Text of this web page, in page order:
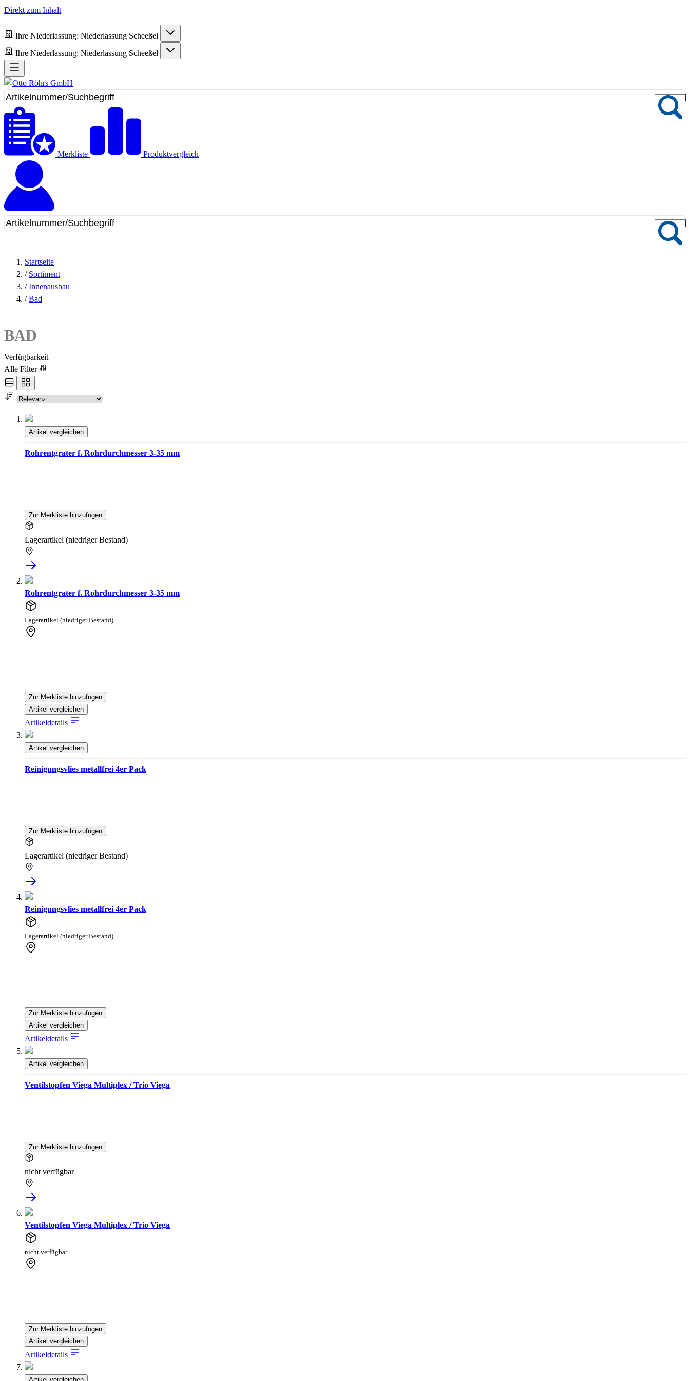
Direkt zum Inhalt
Ihre Niederlassung: Niederlassung Scheeßel
Ihre Niederlassung: Niederlassung Scheeßel
Merkliste Produktvergleich
Startseite
/ Sortiment
/ Innenausbau
/ Bad
BAD
Verfügbarkeit
Alle Filter
Artikel vergleichen
Rohrentgrater f. Rohrdurchmesser 3-35 mm
Zur Merkliste hinzufügen
Lagerartikel (niedriger Bestand)
Rohrentgrater f. Rohrdurchmesser 3-35 mm
Lagerartikel (niedriger Bestand)
Zur Merkliste hinzufügen
Artikel vergleichen
Artikeldetails
Artikel vergleichen
Reinigungsvlies metallfrei 4er Pack
Zur Merkliste hinzufügen
Lagerartikel (niedriger Bestand)
Reinigungsvlies metallfrei 4er Pack
Lagerartikel (niedriger Bestand)
Zur Merkliste hinzufügen
Artikel vergleichen
Artikeldetails
Artikel vergleichen
Ventilstopfen Viega Multiplex / Trio Viega
Zur Merkliste hinzufügen
nicht verfügbar
Ventilstopfen Viega Multiplex / Trio Viega
nicht verfügbar
Zur Merkliste hinzufügen
Artikel vergleichen
Artikeldetails